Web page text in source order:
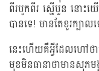
ពីរបូកពីរ ស្មើបួន នោះយ
បានទេ! មានតែខួរក្បា
នេះហើយគឺអ្វីដែលហៅថ
មុខមិនធានាថាមានសុភ